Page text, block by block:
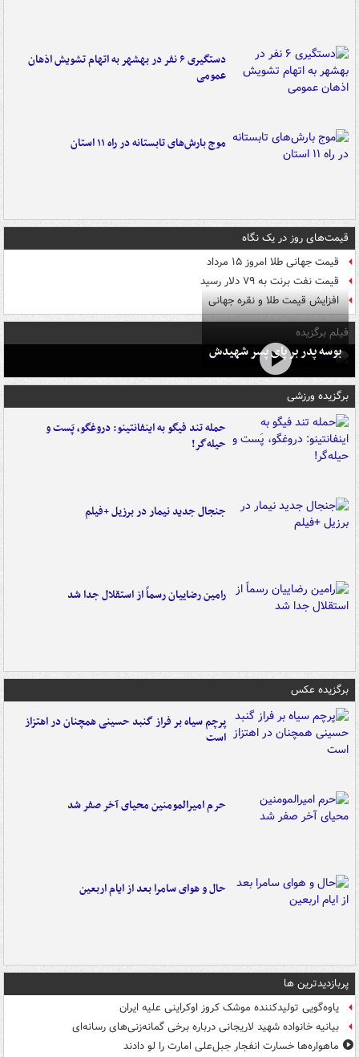
دستگیری ۶ نفر در بهشهر به اتهام تشویش اذهان
عمومی
موج بارش‌های تابستانه در راه ۱۱ استان
قیمت‌های روز در یک نگاه
قیمت جهانی طلا امروز ۱۵ مرداد
قیمت نفت برنت به ۷۹ دلار رسید
افزایش قیمت طلا و نقره جهانی
فیلم برگزیده
بوسه‌ پدر بر پای پسر شهیدش
برگزیده ورزشی
حمله تند فیگو به اینفانتینو: دروغگو، پَست‌ و
حیله‌گر!
جنجال جدید نیمار در برزیل +فیلم
رامین رضاییان رسماً از استقلال جدا شد
برگزیده عکس
پرچم سیاه بر فراز گنبد حسینی همچنان در اهتزاز
است
حرم امیرالمومنین محیای آخر صفر شد
حال و هوای سامرا بعد از ایام اربعین
پربازدیدترین ها
یاوه‌گویی تولیدکننده موشک کروز اوکراینی علیه ایران
بیانیه خانواده شهید لاریجانی درباره برخی گمانه‌زنی‌های رسانه‌ای
ماهواره‌ها خسارت انفجار جبل‌علی امارت را لو دادند